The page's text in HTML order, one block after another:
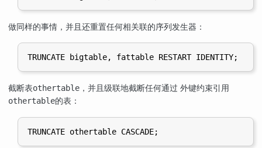
做同样的事情，并且还重置任何相关联的序列发生器：
截断表othertable ，并且级联地截断任何通过 外键约束引用
othertable的表：